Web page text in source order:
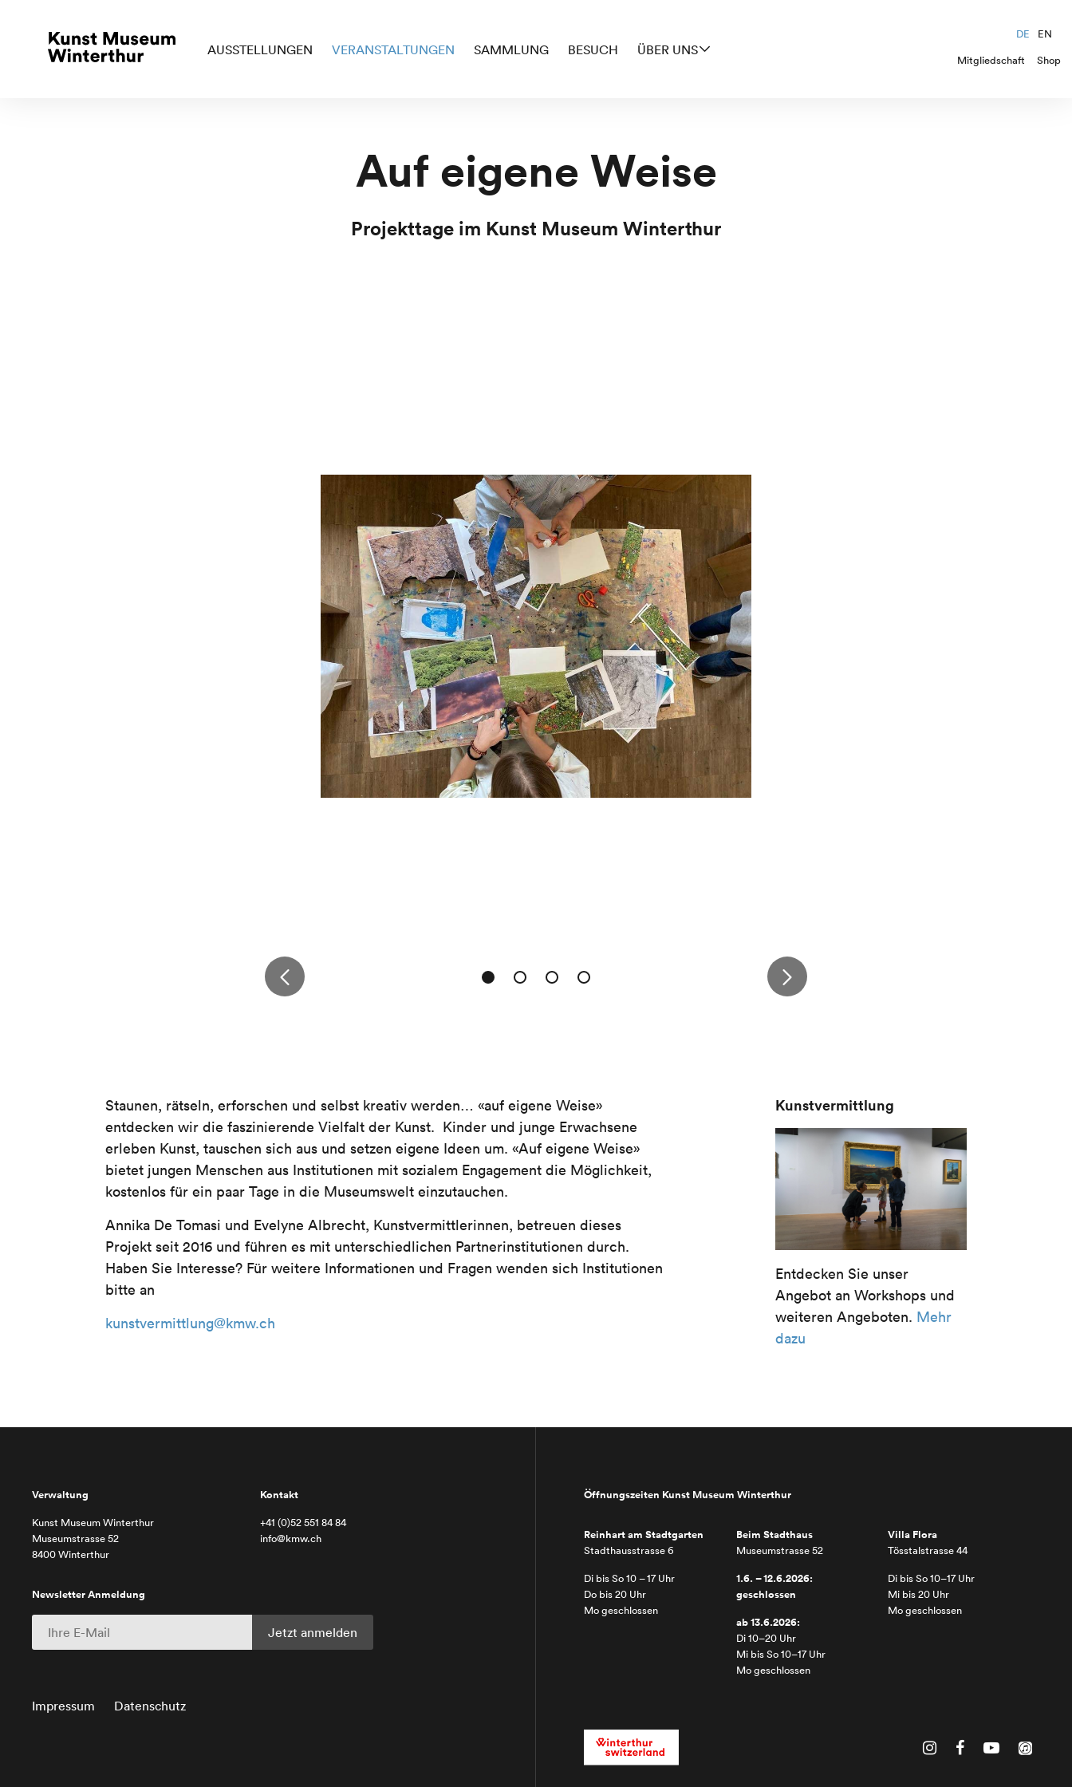
AUSSTELLUNGEN VERANSTALTUNGEN SAMMLUNG BESUCH ÜBER UNS
DE
EN
Mitgliedschaft
Shop
Auf eigene Weise
Projekttage im Kunst Museum Winterthur
Staunen, rätseln, erforschen und selbst kreativ werden… «auf eigene Weise»
entdecken wir die faszinierende Vielfalt der Kunst. Kinder und junge Erwachsene
erleben Kunst, tauschen sich aus und setzen eigene Ideen um. «Auf eigene Weise»
bietet jungen Menschen aus Institutionen mit sozialem Engagement die Möglichkeit,
kostenlos für ein paar Tage in die Museumswelt einzutauchen.
Annika De Tomasi und Evelyne Albrecht, Kunstvermittlerinnen, betreuen dieses
Projekt seit 2016 und führen es mit unterschiedlichen Partnerinstitutionen durch.
Haben Sie Interesse? Für weitere Informationen und Fragen wenden sich Institutionen
bitte an
kunstvermittlung@kmw.ch
Kunstvermittlung
Entdecken Sie unser
Angebot an Workshops und
weiteren Angeboten. Mehr
dazu
Verwaltung
Kunst Museum Winterthur
Museumstrasse 52
8400 Winterthur
Kontakt
+41 (0)52 551 84 84
info@kmw.ch
Newsletter Anmeldung
Impressum Datenschutz
Öffnungszeiten Kunst Museum Winterthur
Reinhart am Stadtgarten
Stadthausstrasse 6
Di bis So 10 – 17 Uhr
Do bis 20 Uhr
Mo geschlossen
Beim Stadthaus
Museumstrasse 52
1.6. – 12.6.2026:
geschlossen
ab 13.6.2026:
Di 10–20 Uhr
Mi bis So 10–17 Uhr
Mo geschlossen
Villa Flora
Tösstalstrasse 44
Di bis So 10–17 Uhr
Mi bis 20 Uhr
Mo geschlossen